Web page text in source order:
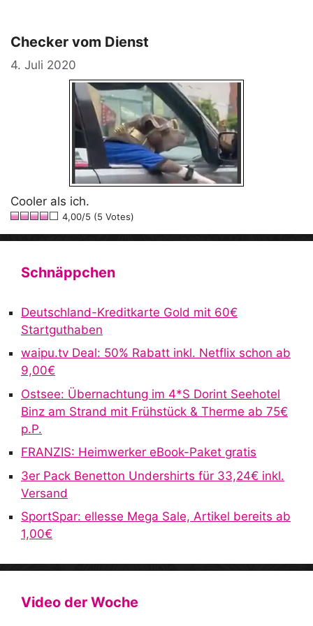
Checker vom Dienst
4. Juli 2020
Cooler als ich.
4,00/5 (5 Votes)
Schnäppchen
Deutschland-Kreditkarte Gold mit 60€
Startguthaben
waipu.tv Deal: 50% Rabatt inkl. Netflix schon ab
9,00€
Ostsee: Übernachtung im 4*S Dorint Seehotel
Binz am Strand mit Frühstück & Therme ab 75€
p.P.
FRANZIS: Heimwerker eBook-Paket gratis
3er Pack Benetton Undershirts für 33,24€ inkl.
Versand
SportSpar: ellesse Mega Sale, Artikel bereits ab
1,00€
Video der Woche